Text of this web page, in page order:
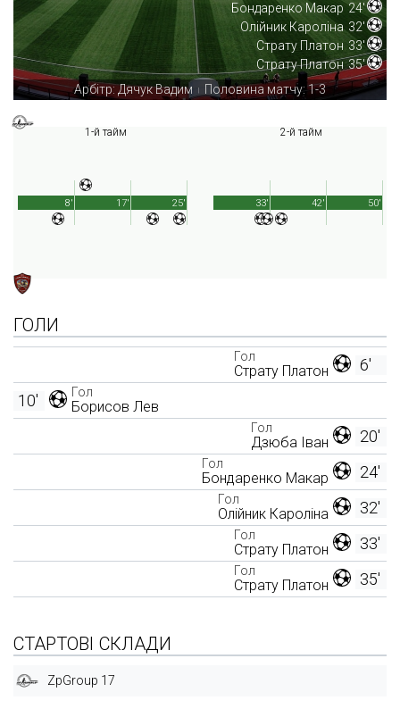
Бондаренко Макар 24'
Олійник Кароліна 32'
Страту Платон 33'
Страту Платон 35'
Арбітр: Дячук Вадим
| Половина матчу: 1-3
1-й тайм
25'
8' 17'
2-й тайм
50'
33' 42'
ГОЛИ
6'
Гол
Страту Платон
Гол
Борисов Лев
10'
20'
Гол
Дзюба Іван
24'
Гол
Бондаренко Макар
32'
Гол
Олійник Кароліна
33'
Гол
Страту Платон
35'
Гол
Страту Платон
СТАРТОВІ СКЛАДИ
ZpGroup 17